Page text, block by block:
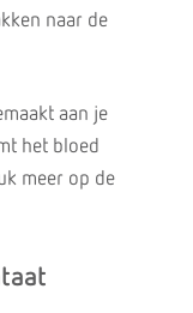
naar de
aan je
het bloed
meer op de